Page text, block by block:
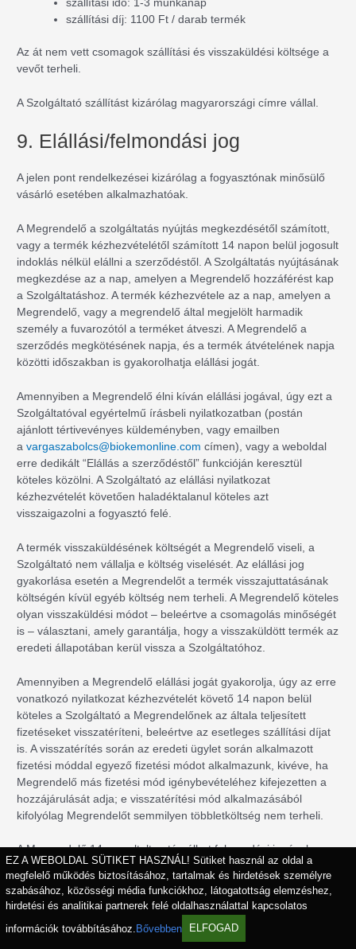
szállítási idő: 1-3 munkanap
szállítási díj: 1100 Ft / darab termék
Az át nem vett csomagok szállítási és visszaküldési költsége a
vevőt terheli.
A Szolgáltató szállítást kizárólag magyarországi címre vállal.
9. Elállási/felmondási jog
A jelen pont rendelkezései kizárólag a fogyasztónak minősülő
vásárló esetében alkalmazhatóak.
A Megrendelő a szolgáltatás nyújtás megkezdésétől számított,
vagy a termék kézhezvételétől számított 14 napon belül jogosult
indoklás nélkül elállni a szerződéstől. A Szolgáltatás nyújtásának
megkezdése az a nap, amelyen a Megrendelő hozzáférést kap
a Szolgáltatáshoz. A termék kézhezvétele az a nap, amelyen a
Megrendelő, vagy a megrendelő által megjelölt harmadik
személy a fuvarozótól a terméket átveszi. A Megrendelő a
szerződés megkötésének napja, és a termék átvételének napja
közötti időszakban is gyakorolhatja elállási jogát.
Amennyiben a Megrendelő élni kíván elállási jogával, úgy ezt a
Szolgáltatóval egyértelmű írásbeli nyilatkozatban (postán
ajánlott tértivevényes küldeményben, vagy emailben
avargaszabolcs@biokemonline.com címen), vagy a weboldal
erre dedikált “Elállás a szerződéstől” funkcióján keresztül
köteles közölni. A Szolgáltató az elállási nyilatkozat
kézhezvételét követően haladéktalanul köteles azt
visszaigazolni a fogyasztó felé.
A termék visszaküldésének költségét a Megrendelő viseli, a
Szolgáltató nem vállalja e költség viselését. Az elállási jog
gyakorlása esetén a Megrendelőt a termék visszajuttatásának
költségén kívül egyéb költség nem terheli. A Megrendelő köteles
olyan visszaküldési módot – beleértve a csomagolás minőségét
is – választani, amely garantálja, hogy a visszaküldött termék az
eredeti állapotában kerül vissza a Szolgáltatóhoz.
Amennyiben a Megrendelő elállási jogát gyakorolja, úgy az erre
vonatkozó nyilatkozat kézhezvételét követő 14 napon belül
köteles a Szolgáltató a Megrendelőnek az általa teljesített
fizetéseket visszatéríteni, beleértve az esetleges szállítási díjat
is. A visszatérítés során az eredeti ügylet során alkalmazott
fizetési móddal egyező fizetési módot alkalmazunk, kivéve, ha
Megrendelő más fizetési mód igénybevételéhez kifejezetten a
hozzájárulását adja; e visszatérítési mód alkalmazásából
kifolyólag Megrendelőt semmilyen többletköltség nem terheli.
A Megrendelő 14 nap eltelte után élhet felmondási jogával –
még nem egészben teljesített szolgáltatás esetén – a
Szolgáltató olyan szerződésszegése esetén, aminek
következtében a Megrendelőnek a továbbiakban nem áll
érdekében a szerződés teljesítése. Felmondási szándékát ez
esetben a Megrendelőnek indokolnia kell, és egyértelmű
EZ A WEBOLDAL SÜTIKET HASZNÁL! Sütiket használ az oldal a
megfelelő működés biztosításához, tartalmak és hirdetések személyre
szabásához, közösségi média funkciókhoz, látogatottság elemzéshez,
hirdetési és analitikai partnerek felé oldalhasználattal kapcsolatos
információk továbbításához. Bővebben ELFOGAD